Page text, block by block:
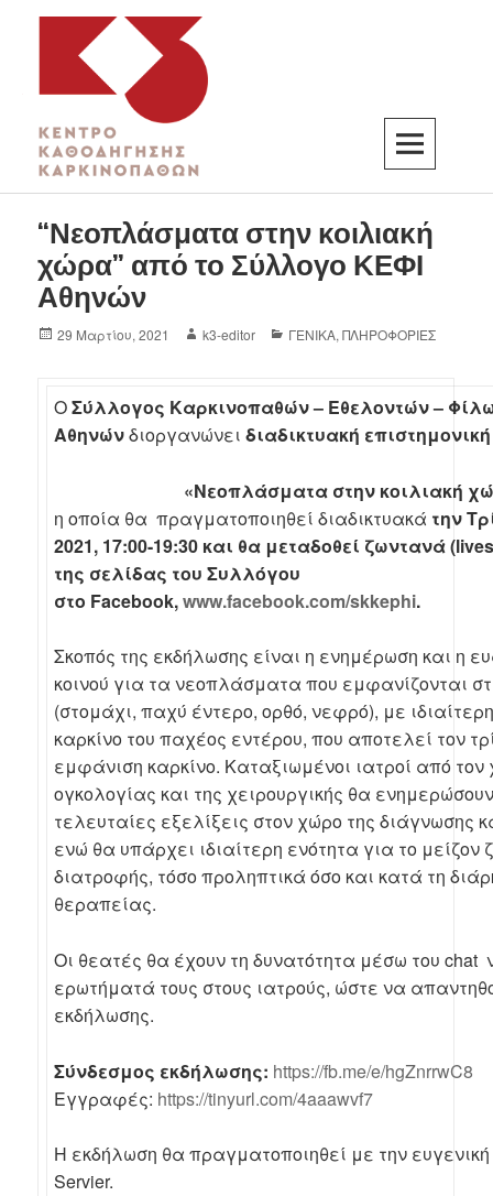
K3
ΚΕΝΤΡΟ ΚΑΘΟΔΗΓΗΣΗΣ ΚΑΡΚΙΝΟΠΑΘΩΝ
“Νεοπλάσματα στην κοιλιακή
χώρα” από το Σύλλογο ΚΕΦΙ
Αθηνών
29 Μαρτίου, 2021 k3-editor ΓΕΝΙΚΑ,ΠΛΗΡΟΦΟΡΙΕΣ
OΣύλλογος Καρκινοπαθών – Εθελοντών –
Αθηνώνδιοργανώνειδιαδικτυακή
«Νεοπλάσματα στην κοιλιακή
η οποία θα πραγματοποιηθεί διαδικτυακά την
2021, 17:00-19:30 και θα μεταδοθεί ζωντανά (
της σελίδας του Συλλόγου
στο Facebook,www.facebook.com/skkephi.
Σκοπός της εκδήλωσης είναι η ενημέρωση και η
κοινού για τα νεοπλάσματα που εμφανίζονται
(στομάχι, παχύ έντερο, ορθό, νεφρό), με
καρκίνο του παχέος εντέρου, που αποτελεί τον
εμφάνιση καρκίνο. Καταξιωμένοι ιατροί από τον
ογκολογίας και της χειρουργικής θα ενημερώσουν
τελευταίες εξελίξεις στον χώρο της διάγνωσης
ενώ θα υπάρχει ιδιαίτερη ενότητα για το μείζον
διατροφής, τόσο προληπτικά όσο και κατά τη
θεραπείας.
Οι θεατές θα έχουν τη δυνατότητα μέσω του
ερωτήματά τους στους ιατρούς, ώστε να
εκδήλωσης.
Σύνδεσμος εκδήλωσης: https://fb.me/e/hgZnrrwC8
Εγγραφές: https://tinyurl.com/4aaawvf7
Η εκδήλωση θα πραγματοποιηθεί με την ευγενική
Servier.